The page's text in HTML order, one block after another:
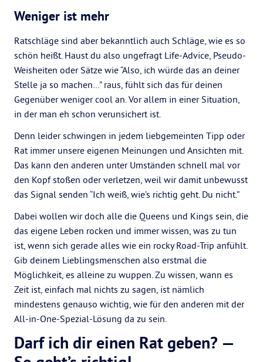
Weniger ist mehr
Ratschläge sind aber bekanntlich auch Schläge, wie es so
schön heißt. Haust du also ungefragt Life-Advice, Pseudo-
Weisheiten oder Sätze wie “Also, ich würde das an deiner
Stelle ja so machen…” raus, fühlt sich das für deinen
Gegenüber weniger cool an. Vor allem in einer Situation,
in der man eh schon verunsichert ist.
Denn leider schwingen in jedem liebgemeinten Tipp oder
Rat immer unsere eigenen Meinungen und Ansichten mit.
Das kann den anderen unter Umständen schnell mal vor
den Kopf stoßen oder verletzen, weil wir damit unbewusst
das Signal senden “Ich weiß, wie’s richtig geht. Du nicht.”
Dabei wollen wir doch alle die Queens und Kings sein, die
das eigene Leben rocken und immer wissen, was zu tun
ist, wenn sich gerade alles wie ein rocky Road-Trip anfühlt.
Gib deinem Lieblingsmenschen also erstmal die
Möglichkeit, es alleine zu wuppen. Zu wissen, wann es
Zeit ist, einfach mal nichts zu sagen, ist nämlich
mindestens genauso wichtig, wie für den anderen mit der
All-in-One-Spezial-Lösung da zu sein.
Darf ich dir einen Rat geben? —